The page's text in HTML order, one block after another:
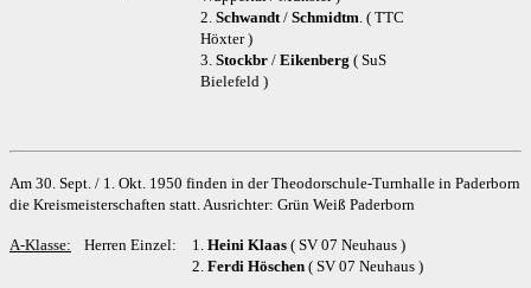
2. Schwandt/ Schmidtm. ( TTC
Höxter )
3. Stockbr / Eikenberg ( SuS
Bielefeld )
Am 30. Sept. / 1. Okt. 1950 finden in der Theodorschule-Turnhalle in Paderborn
die Kreismeisterschaften statt. Ausrichter: Grün Weiß Paderborn
A-Klasse: Herren Einzel: 1. Heini Klaas ( SV 07 Neuhaus )
2. Ferdi Höschen ( SV 07 Neuhaus )